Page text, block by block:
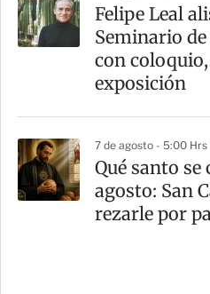
Felipe Leal
Seminario
con
exposición
7 de agosto - 5:00 Hrs
Qué santo se
agosto: San
rezarle por